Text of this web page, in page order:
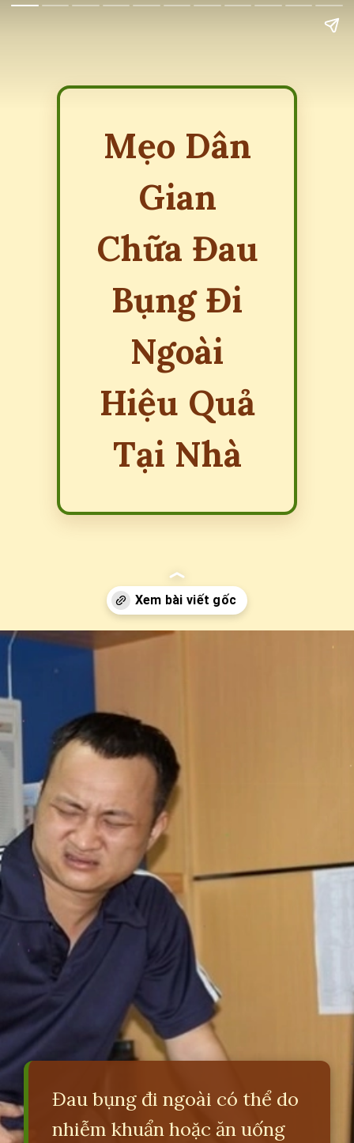
Mẹo Dân
Gian
Chữa Đau
Bụng Đi
Ngoài
Hiệu Quả
Tại Nhà
Đang mở
Đau bụng đi ngoài có thể do
nhiễm khuẩn hoặc ăn uống